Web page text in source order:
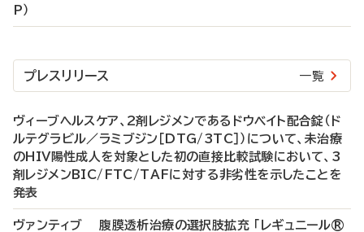
P）
プレスリリース 一覧
ヴィーブヘルスケア、2剤レジメンであるドウベイト配合錠（ド
ルテグラビル／ラミブジン［DTG/3TC］）について、未治療
のHIV陽性成人を対象とした初の直接比較試験において、3
剤レジメンBIC/FTC/TAFに対する非劣性を示したことを
発表
ヴァンティブ 腹膜透析治療の選択肢拡充 「レギュニール®